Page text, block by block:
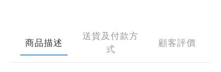
商品描述
送貨及付款方
式
顧客評價